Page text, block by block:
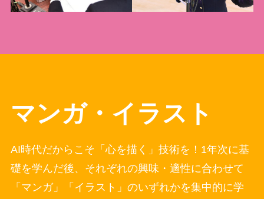
マンガ・イラスト
AI時代だからこそ「心を描く」技術を！1年次に基
礎を学んだ後、それぞれの興味・適性に合わせて
「マンガ」「イラスト」のいずれかを集中的に学